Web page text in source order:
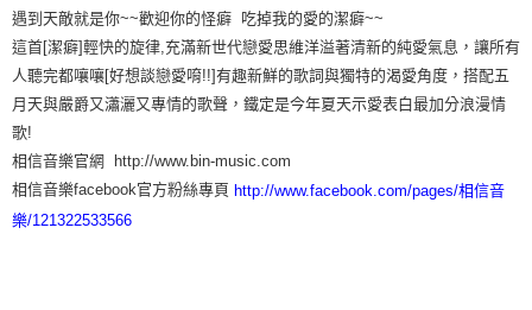
遇到天敵就是你~~歡迎你的怪癖 吃掉我的愛的潔癖~~
這首[潔癖]輕快的旋律,充滿新世代戀愛思維洋溢著清新的純愛氣息，讓所有
人聽完都嚷嚷[好想談戀愛唷!!]有趣新鮮的歌詞與獨特的渴愛角度，搭配五
月天與嚴爵又瀟灑又專情的歌聲，鐵定是今年夏天示愛表白最加分浪漫情
歌!
相信音樂官網 http://www.bin-music.com
相信音樂facebook官方粉絲專頁 http://www.facebook.com/pages/相信音
樂/121322533566